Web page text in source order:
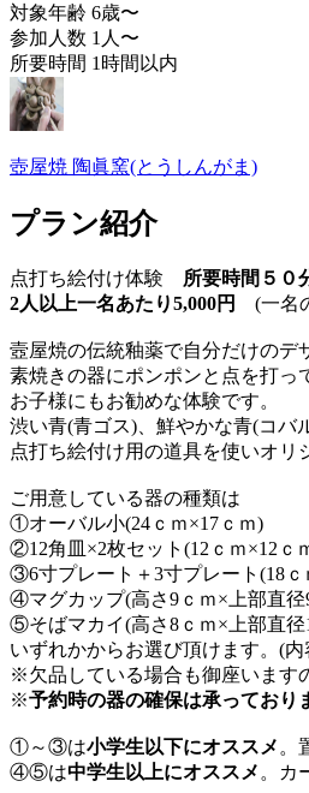
対象年齢 6歳〜
参加人数 1人〜
所要時間 1時間以内
壺屋焼 陶眞窯(とうしんがま)
プラン紹介
点打ち絵付け体験 所要時間５０
2人以上一名あたり5,000円
(一名
壼屋焼の伝統釉薬で自分だけのデ
素焼きの器にポンポンと点を打っ
お子様にもお勧めな体験です。
渋い青(青ゴス)、鮮やかな青(コバ
点打ち絵付け用の道具を使いオリ
ご用意している器の種類は
①オーバル小(24ｃｍ×17ｃｍ)
②12角皿×2枚セット(12ｃｍ×12ｃ
③6寸プレート＋3寸プレート(18ｃ
④マグカップ(高さ9ｃｍ×上部直径
⑤そばマカイ(高さ8ｃｍ×上部直径
いずれかからお選び頂けます。(
※欠品している場合も御座います
※予約時の器の確保は承っており
①～③は小学生以下にオススメ 。
④⑤は中学生以上にオススメ 。カ